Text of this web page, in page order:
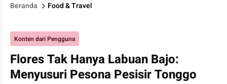
Beranda Food & Travel
Konten dari Pengguna
Flores Tak Hanya Labuan Bajo:
Menyusuri Pesona Pesisir Tonggo